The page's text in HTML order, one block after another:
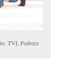
TVL Pedrera